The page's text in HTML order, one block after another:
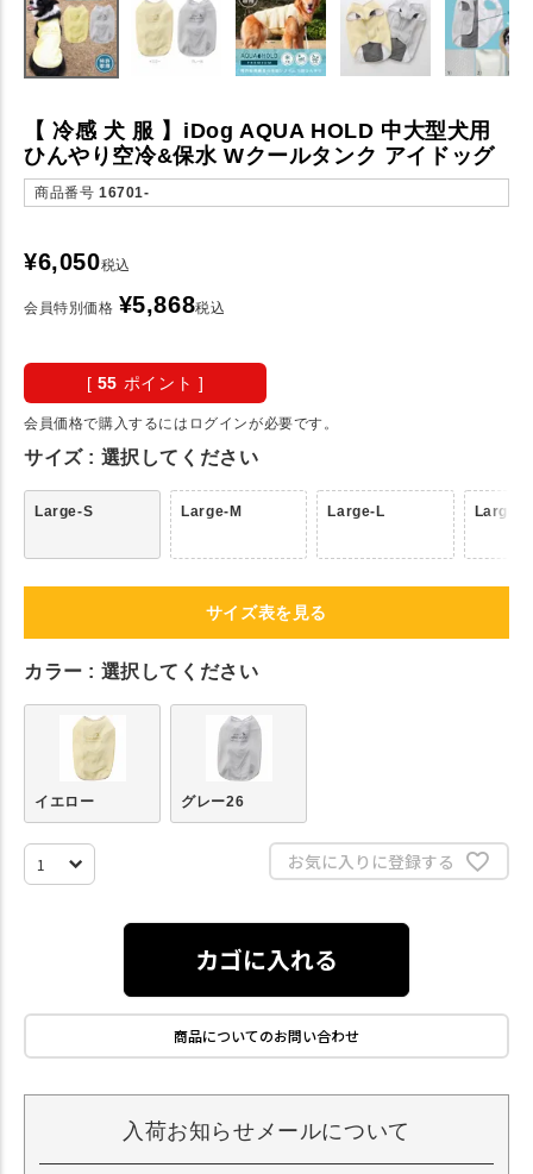
【 冷感 犬 服 】iDog AQUA HOLD 中大型犬用
ひんやり空冷&保水 Wクールタンク アイドッグ
商品番号 16701-
¥6,050税込
会員特別価格 ¥5,868税込
[ 55 ポイント ]
会員価格で購入するにはログインが必要です。
サイズ 選択してください
Large-S Large-M Large-L Large-
サイズ表を見る
カラー 選択してください
イエロー グレー26
お気に入りに登録する
カゴに入れる
商品についてのお問い合わせ
入荷お知らせメールについて